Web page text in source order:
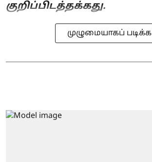
குறிப்பிடத்தக்கது.
முழுமையாகப் படிக்க